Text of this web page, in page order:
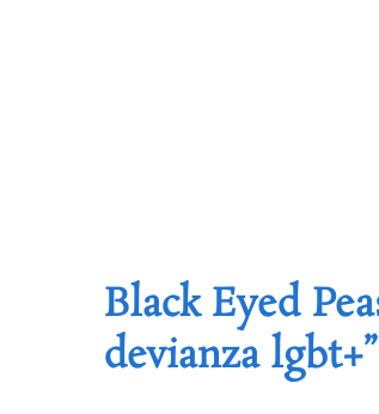
Black Eyed
devianza lgbt+”